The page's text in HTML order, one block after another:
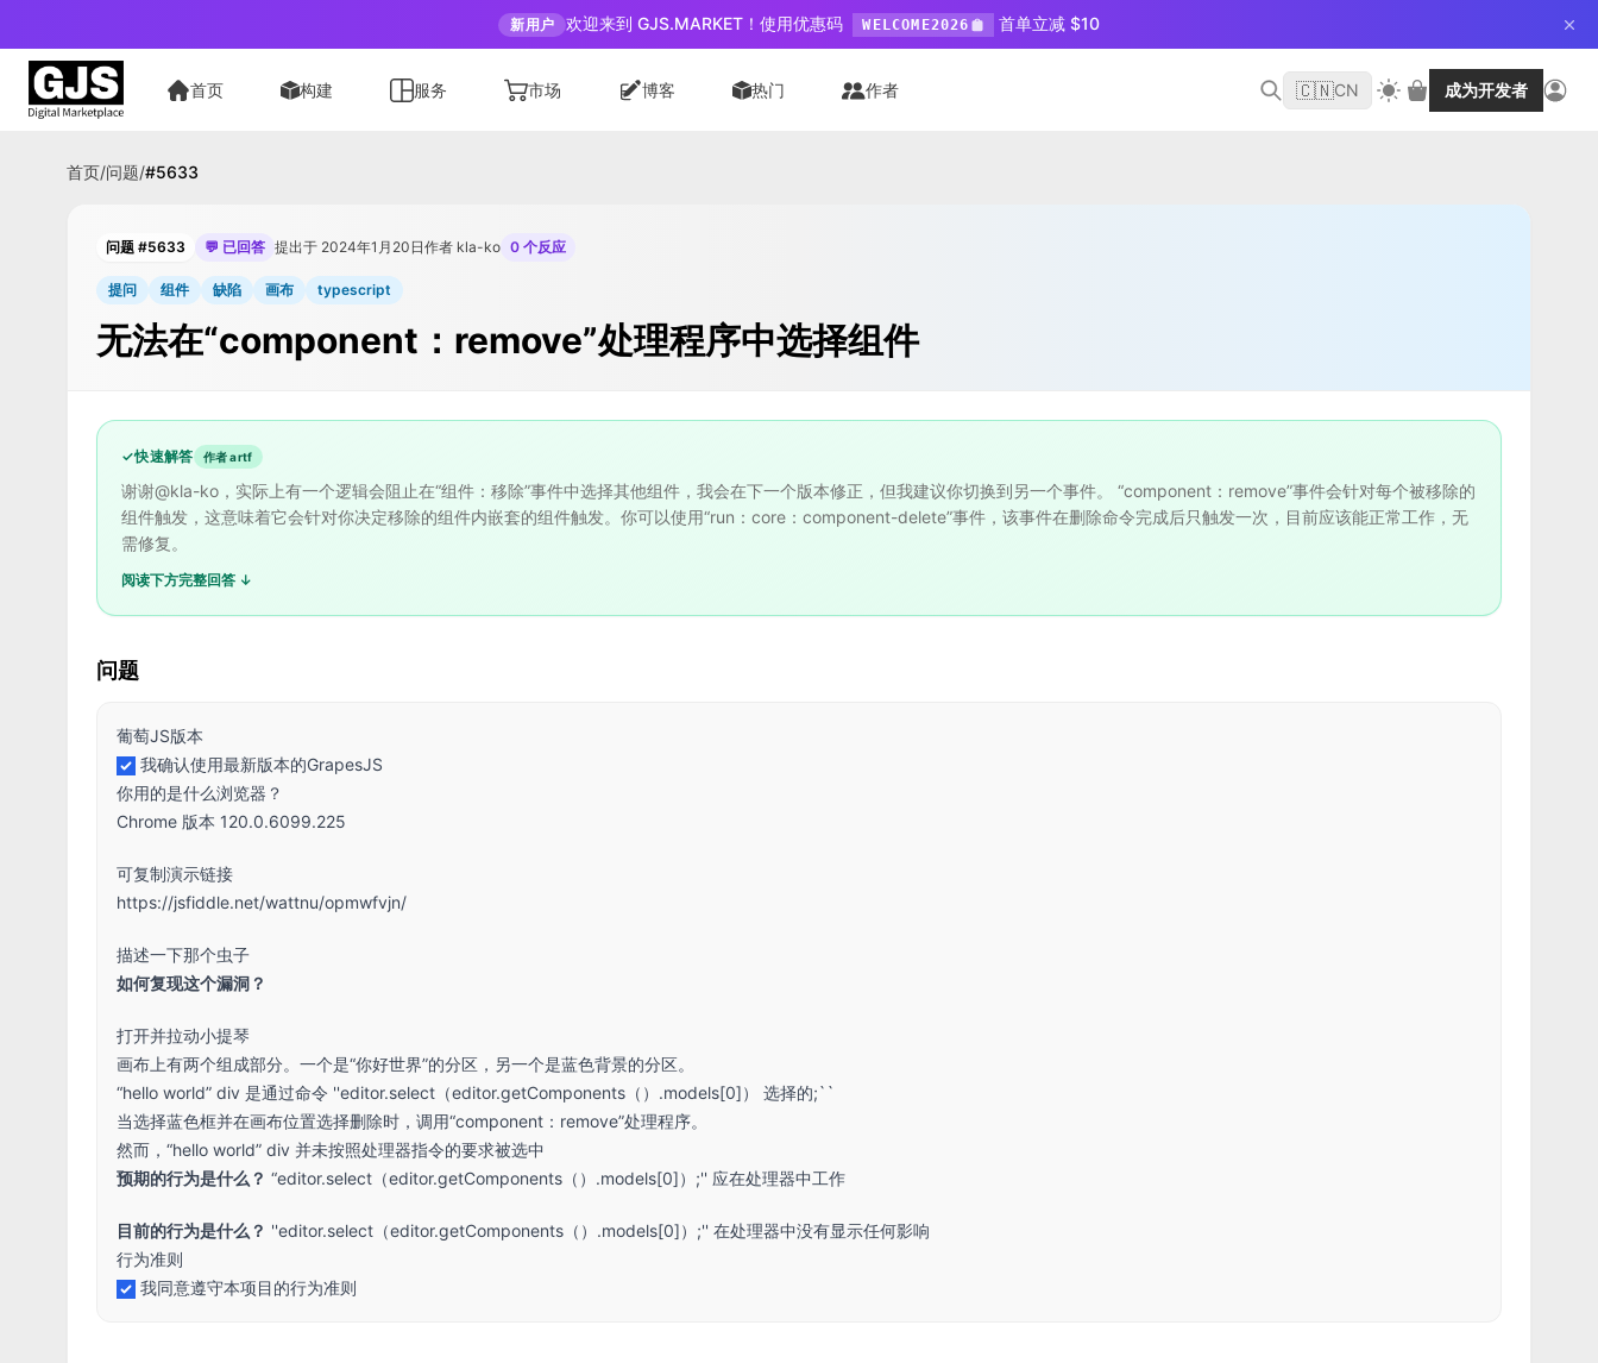
新用户 欢迎来到 GJS.MARKET！使用优惠码 WELCOME2026 首单立减 $10
首页 构建 服务 市场 博客 热门 作者 🇨🇳CN 成为开发者
首页/问题/#5633
问题 #5633 💬 已回答 提出于 2024年1月20日作者 kla-ko 0 个反应
提问 组件 缺陷 画布 typescript
无法在“component：remove”处理程序中选择组件
✓快速解答 作者 artf
谢谢@kla-ko，实际上有一个逻辑会阻止在“组件：移除”事件中选择其他组件，我会在下一个版本修正，但我建议你切换到另一个事件。 “component：remove”事件会针对每个被移除的
组件触发，这意味着它会针对你决定移除的组件内嵌套的组件触发。你可以使用“run：core：component-delete”事件，该事件在删除命令完成后只触发一次，目前应该能正常工作，无
需修复。
阅读下方完整回答 ↓
问题
葡萄JS版本
我确认使用最新版本的GrapesJS
你用的是什么浏览器？
Chrome 版本 120.0.6099.225
可复制演示链接
https://jsfiddle.net/wattnu/opmwfvjn/
描述一下那个虫子
如何复现这个漏洞？
打开并拉动小提琴
画布上有两个组成部分。一个是“你好世界”的分区，另一个是蓝色背景的分区。
“hello world” div 是通过命令 ''editor.select（editor.getComponents（）.models[0]） 选择的;``
当选择蓝色框并在画布位置选择删除时，调用“component：remove”处理程序。
然而，“hello world” div 并未按照处理器指令的要求被选中
预期的行为是什么？ “editor.select（editor.getComponents（）.models[0]）;'' 应在处理器中工作
目前的行为是什么？ ''editor.select（editor.getComponents（）.models[0]）;'' 在处理器中没有显示任何影响
行为准则
我同意遵守本项目的行为准则